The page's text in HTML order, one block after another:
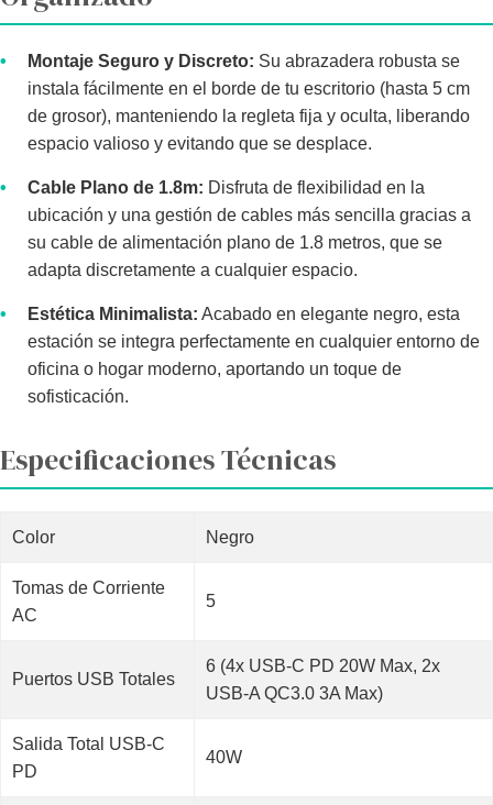
• Montaje Seguro y Discreto: Su abrazadera robusta se
instala fácilmente en el borde de tu escritorio (hasta 5 cm
de grosor), manteniendo la regleta fija y oculta, liberando
espacio valioso y evitando que se desplace.
• Cable Plano de 1.8m: Disfruta de flexibilidad en la
ubicación y una gestión de cables más sencilla gracias a
su cable de alimentación plano de 1.8 metros, que se
adapta discretamente a cualquier espacio.
• Estética Minimalista: Acabado en elegante negro, esta
estación se integra perfectamente en cualquier entorno de
oficina o hogar moderno, aportando un toque de
sofisticación.
Especificaciones Técnicas
Color Negro
Tomas de Corriente
AC
5
Puertos USB Totales
6 (4x USB-C PD 20W Max, 2x
USB-A QC3.0 3A Max)
Salida Total USB-C
PD
40W